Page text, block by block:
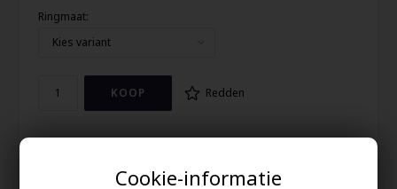
Cookie-informatie
Ringmaat:
Redden